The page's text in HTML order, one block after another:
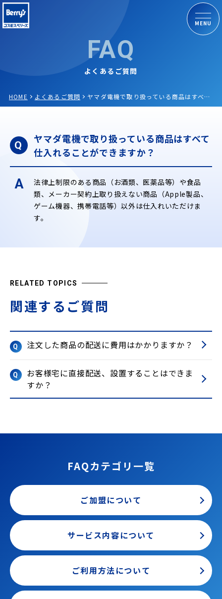
MENU
FAQ
よくあるご質問
HOME よくあるご質問 ヤマダ電機で取り扱っている商品はすべて仕入れることができますか？
Q
ヤマダ電機で取り扱っている商品はすべて
仕入れることができますか？
A
法律上制限のある商品（お酒類、医薬品等）や食品
類、メーカー契約上取り扱えない商品（Apple製品、
ゲーム機器、携帯電話等）以外は仕入れいただけま
す。
RELATED TOPICS
関連するご質問
Q 注文した商品の配送に費用はかかりますか？
Q
お客様宅に直接配送、設置することはできま
すか？
FAQカテゴリ一覧
ご加盟について
サービス内容について
ご利用方法について